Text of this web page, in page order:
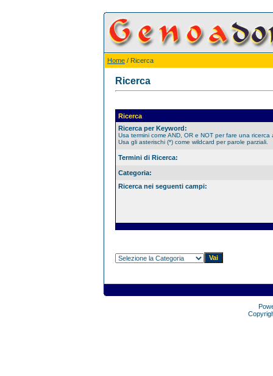
Home / Ricerca
Ricerca
Ricerca
Ricerca per Keyword:
Usa termini come AND, OR e NOT per fare una ricerca
Usa gli asterischi (*) come wildcard per parole parziali.
Termini di Ricerca:
Categoria:
Ricerca nei seguenti campi: